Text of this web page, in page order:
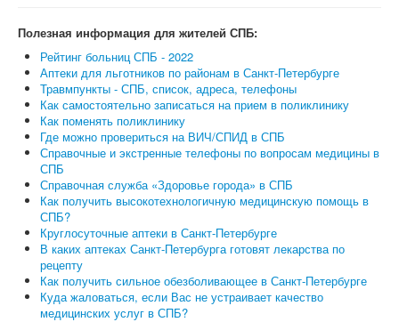
Полезная информация для жителей СПБ:
Рейтинг больниц СПБ - 2022
Аптеки для льготников по районам в Санкт-Петербурге
Травмпункты - СПБ, список, адреса, телефоны
Как самостоятельно записаться на прием в поликлинику
Как поменять поликлинику
Где можно провериться на ВИЧ/СПИД в СПБ
Справочные и экстренные телефоны по вопросам медицины в
СПБ
Справочная служба «Здоровье города» в СПБ
Как получить высокотехнологичную медицинскую помощь в
СПБ?
Круглосуточные аптеки в Санкт-Петербурге
В каких аптеках Санкт-Петербурга готовят лекарства по
рецепту
Как получить сильное обезболивающее в Санкт-Петербурге
Куда жаловаться, если Вас не устраивает качество
медицинских услуг в СПБ?